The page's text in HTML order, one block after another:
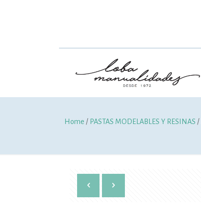
Home / PASTAS MODELABLES Y RESINAS /